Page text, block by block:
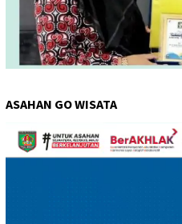
ASAHAN GO WISATA
Pemutar
Video